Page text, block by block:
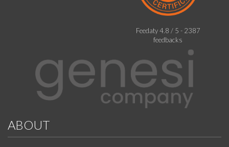
Feedaty4.8 / 5 - 2387
feedbacks
ABOUT